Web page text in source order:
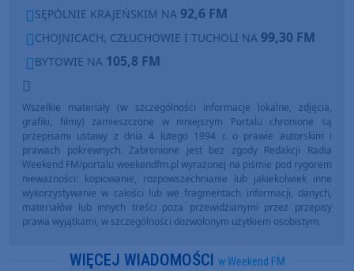
SĘPÓLNIE KRAJEŃSKIM NA 92,6 FM
CHOJNICACH, CZŁUCHOWIE I TUCHOLI NA 99,30 FM
BYTOWIE NA 105,8 FM
Wszelkie materiały (w szczególności informacje lokalne, zdjęcia,
grafiki, filmy) zamieszczone w niniejszym Portalu chronione są
przepisami ustawy z dnia 4 lutego 1994 r. o prawie autorskim i
prawach pokrewnych. Zabronione jest bez zgody Redakcji Radia
Weekend FM/portalu weekendfm.pl wyrażonej na piśmie pod rygorem
nieważności: kopiowanie, rozpowszechnianie lub jakiekolwiek inne
wykorzystywanie w całości lub we fragmentach informacji, danych,
materiałów lub innych treści poza przewidzianymi przez przepisy
prawa wyjątkami, w szczególności dozwolonym użytkiem osobistym.
WIĘCEJ WIADOMOŚCI w Weekend FM